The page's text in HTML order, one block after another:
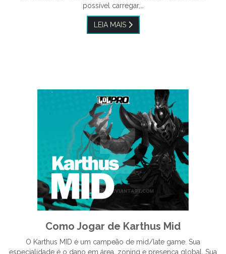
possível carregar,…
LEIA MAIS
Como Jogar de Karthus Mid
O Karthus MID é um campeão de mid/late game. Sua
especialidade é o dano em área, zoning e presença global. Sua